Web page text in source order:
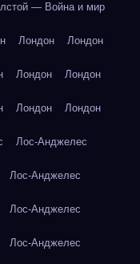
— Война и мир
Лондон Лондон
Лондон Лондон
Лондон Лондон
Лос-Анджелес
Лос-Анджелес
Лос-Анджелес
Лос-Анджелес